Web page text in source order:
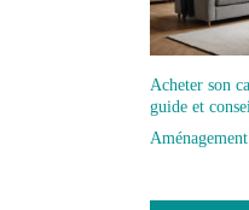
Acheter son
guide et